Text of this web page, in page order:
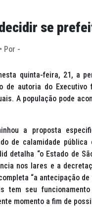
se
Por -
quinta-feira, 21, a
de autoria do
A população pode
a proposta
de calamidade
detalha “o Estado de
nos lares e a
“a antecipação
tem seu
momento a fim de